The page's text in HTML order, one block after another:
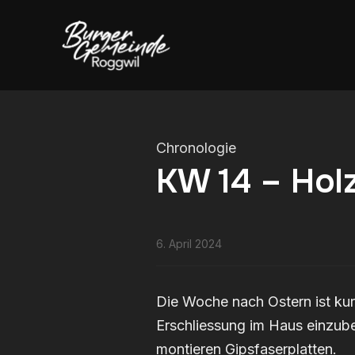
Chronologie
KW 14 –
6. April 2024
Die Woche nach Ostern ist
Erschliessung im Haus
montieren Gipsfaserplatten.